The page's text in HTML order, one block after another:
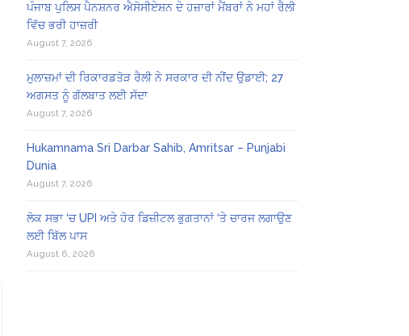
ਪੰਜਾਬ ਪੁਲਿਸ ਪੈਨਸ਼ਨਰ ਐਸੋਸੀਏਸ਼ਨ ਦੇ ਹਜ਼ਾਰਾਂ ਮੈਂਬਰਾਂ ਨੇ ਮਹਾਂ ਰੈਲੀ
ਵਿੱਚ ਭਰੀ ਹਾਜ਼ਰੀ
August 7, 2026
ਮੁਲਾਜ਼ਮਾਂ ਦੀ ਰਿਕਾਰਡਤੋੜ ਰੈਲੀ ਨੇ ਸਰਕਾਰ ਦੀ ਨੀਂਦ ਉਡਾਈ; 27
ਅਗਸਤ ਨੂੰ ਗੱਲਬਾਤ ਲਈ ਸੱਦਾ
August 7, 2026
Hukamnama Sri Darbar Sahib, Amritsar – Punjabi
Dunia
August 7, 2026
ਲੋਕ ਸਭਾ ‘ਚ UPI ਅਤੇ ਹੋਰ ਡਿਜ਼ੀਟਲ ਭੁਗਤਾਨਾਂ ‘ਤੇ ਚਾਰਜ ਲਗਾਉਣ
ਲਈ ਬਿੱਲ ਪਾਸ
August 6, 2026